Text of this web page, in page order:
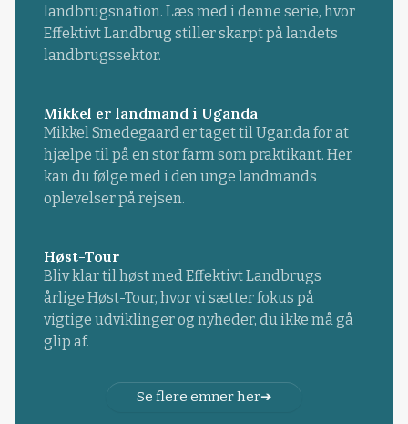
landbrugsnation. Læs med i denne serie, hvor
Effektivt Landbrug stiller skarpt på landets
landbrugssektor.
Mikkel er landmand i Uganda
Mikkel Smedegaard er taget til Uganda for at
hjælpe til på en stor farm som praktikant. Her
kan du følge med i den unge landmands
oplevelser på rejsen.
Høst-Tour
Bliv klar til høst med Effektivt Landbrugs
årlige Høst-Tour, hvor vi sætter fokus på
vigtige udviklinger og nyheder, du ikke må gå
glip af.
Se flere emner her